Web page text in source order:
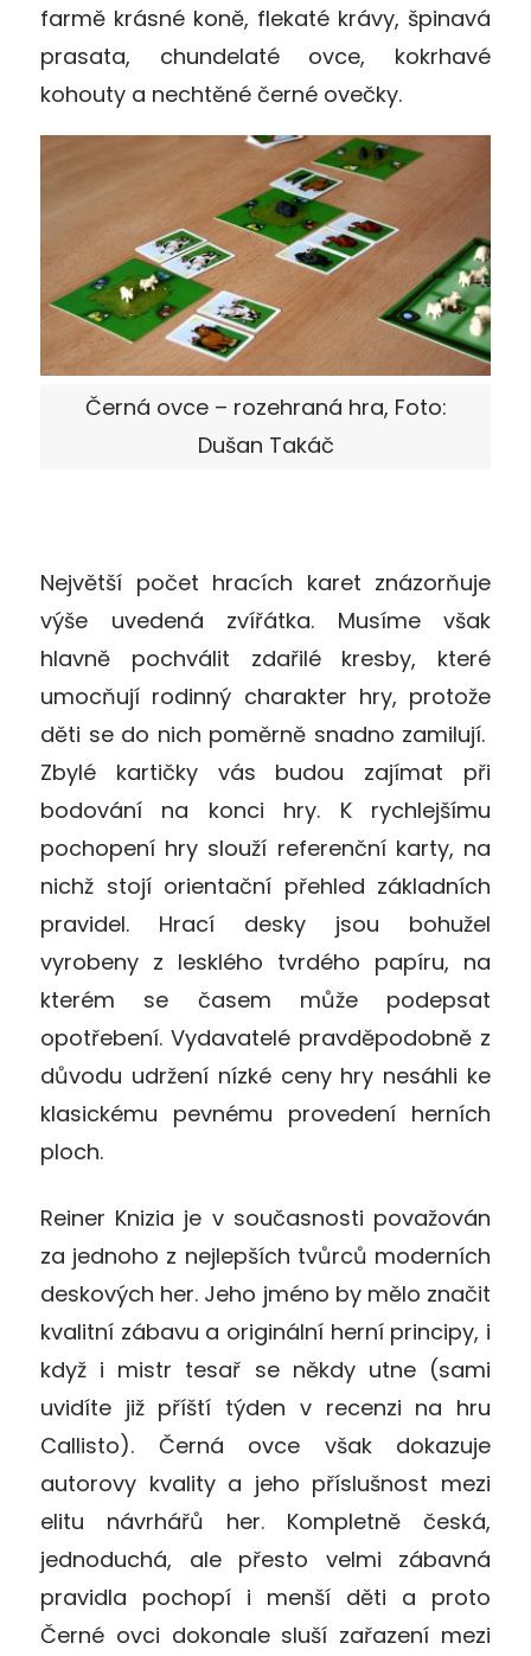
farmě krásné koně, flekaté krávy, špinavá
prasata, chundelaté ovce, kokrhavé
kohouty a nechtěné černé ovečky.
Černá ovce – rozehraná hra, Foto:
Dušan Takáč
Největší počet hracích karet znázorňuje
výše uvedená zvířátka. Musíme však
hlavně pochválit zdařilé kresby, které
umocňují rodinný charakter hry, protože
děti se do nich poměrně snadno zamilují.
Zbylé kartičky vás budou zajímat při
bodování na konci hry. K rychlejšímu
pochopení hry slouží referenční karty, na
nichž stojí orientační přehled základních
pravidel. Hrací desky jsou bohužel
vyrobeny z lesklého tvrdého papíru, na
kterém se časem může podepsat
opotřebení. Vydavatelé pravděpodobně z
důvodu udržení nízké ceny hry nesáhli ke
klasickému pevnému provedení herních
ploch.
Reiner Knizia je v současnosti považován
za jednoho z nejlepších tvůrců moderních
deskových her. Jeho jméno by mělo značit
kvalitní zábavu a originální herní principy, i
když i mistr tesař se někdy utne (sami
uvidíte již příští týden v recenzi na hru
Callisto). Černá ovce však dokazuje
autorovy kvality a jeho příslušnost mezi
elitu návrhářů her. Kompletně česká,
jednoduchá, ale přesto velmi zábavná
pravidla pochopí i menší děti a proto
Černé ovci dokonale sluší zařazení mezi